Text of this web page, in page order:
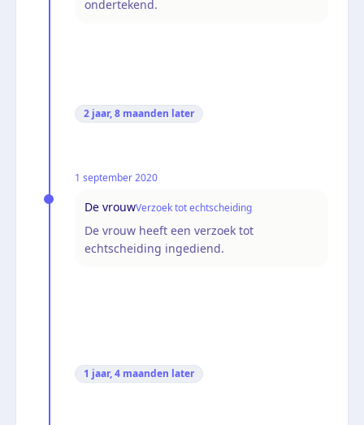
ondertekend.
2 jaar, 8 maanden later
1 september 2020
De vrouwVerzoek tot echtscheiding
De vrouw heeft een verzoek tot
echtscheiding ingediend.
1 jaar, 4 maanden later